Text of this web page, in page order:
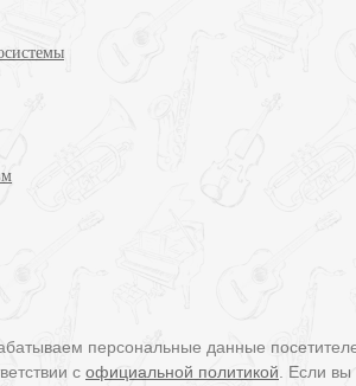
персональные данные
с официальной политикой. Если вы